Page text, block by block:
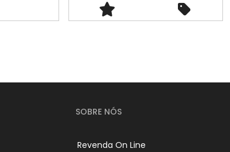
SOBRE NÓS
Revenda On Line